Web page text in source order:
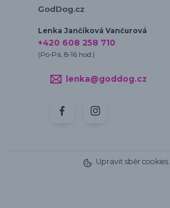
GodDog.cz
Lenka Jančíková Vančurová
+420 608 258 710
(Po-Pá, 8-16 hod.)
lenka@goddog.cz
Upravit sběr cookies.